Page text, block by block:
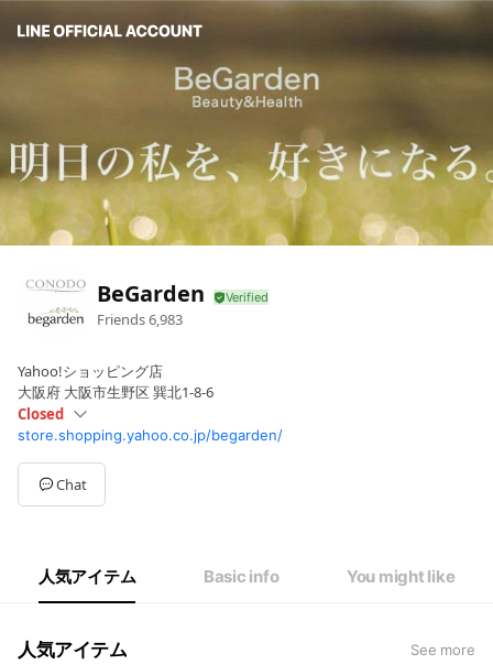
BeGarden
Friends6,983
Yahoo!ショッピング店
大阪府 大阪市生野区 巽北1-8-6
Closed
SunClosed
Mon09:30 - 17:30
Tue09:30 - 17:30
Wed09:30 - 17:30
Closed
store.shopping.yahoo.co.jp/begarden/
Chat
人気アイテム Basic info You might like
人気アイテム See more